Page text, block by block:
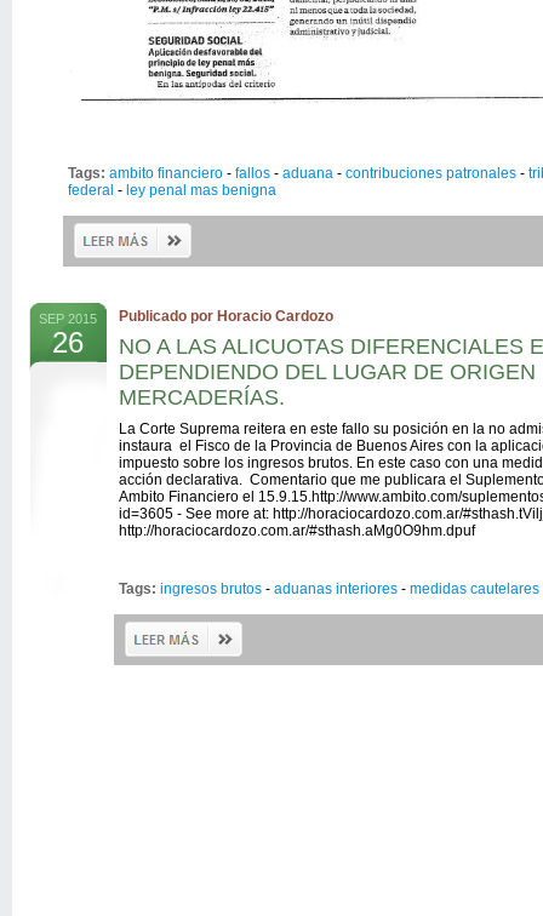
Tags: ambito financiero - fallos - aduana - contribuciones patronales -
federal - ley penal mas benigna
SEP 2015
26
Publicado por Horacio Cardozo
NO A LAS ALICUOTAS DIFERENCIALES
DEPENDIENDO DEL LUGAR DE ORIGEN
MERCADERÍAS.
La Corte Suprema reitera en este fallo su posición en la no
instaura el Fisco de la Provincia de Buenos Aires con la
impuesto sobre los ingresos brutos. En este caso con una
acción declarativa. Comentario que me publicara el
Ambito Financiero el 15.9.15.http://www.ambito.com/
id=3605 - See more at: http://horaciocardozo.com.ar/
http://horaciocardozo.com.ar/#sthash.aMg0O9hm.dpuf
Tags: ingresos brutos - aduanas interiores - medidas cautelares